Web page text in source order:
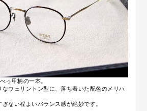
っ甲柄の一本。
ウェリントン型に、落ち着いた配色のメリハ
ない程よいバランス感が絶妙です。